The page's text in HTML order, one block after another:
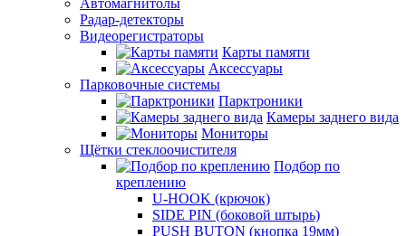
Автомагнитолы
Радар-детекторы
Видеорегистраторы
Карты памяти
Аксессуары
Парковочные системы
Парктроники
Камеры заднего вида
Мониторы
Щётки стеклоочистителя
Подбор по
креплению
U-HOOK (крючок)
SIDE PIN (боковой штырь)
PUSH BUTON (кнопка 19мм)